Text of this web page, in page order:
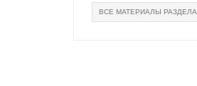
ВСЕ МАТЕРИАЛЫ РАЗДЕЛА